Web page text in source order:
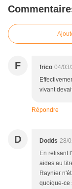
F frico 04/
vivant
Répondre
D Dodds 28/
En relisant
aides au
Raynier
quoique-ce